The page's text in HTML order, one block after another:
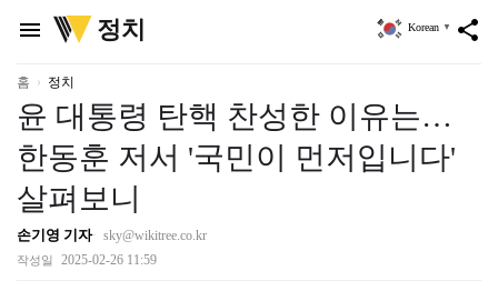
menu
위
키
정치 share
Korean ▼
홈 정치
윤 대통령 탄핵 찬성한 이유는…
한동훈 저서 '국민이 먼저입니다'
살펴보니
손기영 기자 sky@wikitree.co.kr
작성일 2025-02-26 11:59